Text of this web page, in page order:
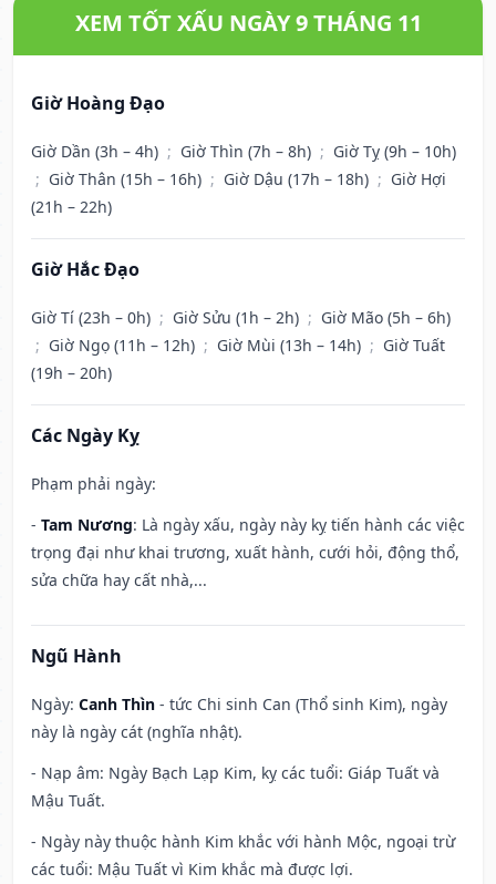
XEM TỐT XẤU NGÀY 9 THÁNG 11
Giờ Hoàng Đạo
Giờ Dần (3h – 4h) ; Giờ Thìn (7h – 8h) ; Giờ Tỵ (9h – 10h)
; Giờ Thân (15h – 16h) ; Giờ Dậu (17h – 18h) ; Giờ Hợi
(21h – 22h)
Giờ Hắc Đạo
Giờ Tí (23h – 0h) ; Giờ Sửu (1h – 2h) ; Giờ Mão (5h – 6h)
; Giờ Ngọ (11h – 12h) ; Giờ Mùi (13h – 14h) ; Giờ Tuất
(19h – 20h)
Các Ngày Kỵ
Phạm phải ngày:
- Tam Nương: Là ngày xấu, ngày này kỵ tiến hành các việc
trọng đại như khai trương, xuất hành, cưới hỏi, động thổ,
sửa chữa hay cất nhà,...
Ngũ Hành
Ngày: Canh Thìn - tức Chi sinh Can (Thổ sinh Kim), ngày
này là ngày cát (nghĩa nhật).
- Nạp âm: Ngày Bạch Lạp Kim, kỵ các tuổi: Giáp Tuất và
Mậu Tuất.
- Ngày này thuộc hành Kim khắc với hành Mộc, ngoại trừ
các tuổi: Mậu Tuất vì Kim khắc mà được lợi.